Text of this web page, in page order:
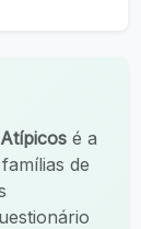
é a
de